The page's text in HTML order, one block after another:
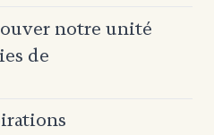
notre unité
de